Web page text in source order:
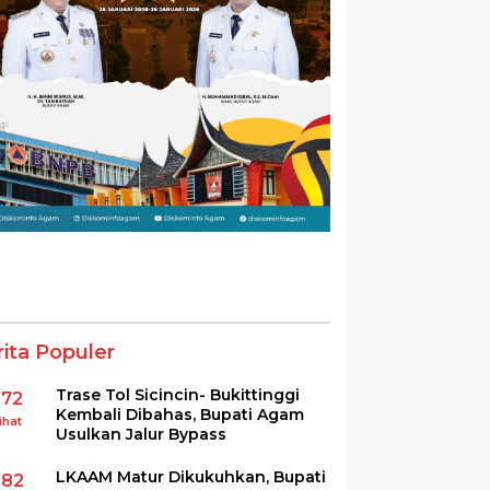
Populer
Trase Tol Sicincin- Bukittinggi
Kembali Dibahas, Bupati Agam
Usulkan Jalur Bypass
LKAAM Matur Dikukuhkan, Bupati